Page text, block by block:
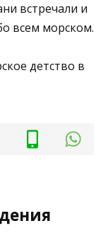
встречали и
всем морском.
детство в